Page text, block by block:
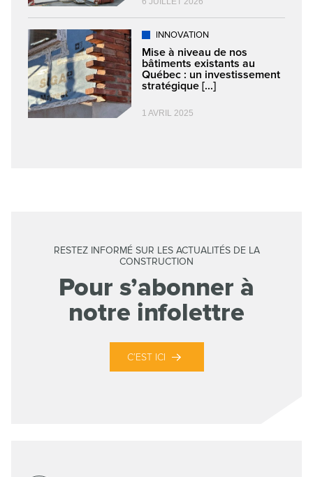
INNOVATION
Mise à niveau de nos
bâtiments existants au
Québec : un investissement
stratégique [...]
1 AVRIL 2025
RESTEZ INFORMÉ SUR LES ACTUALITÉS DE LA
CONSTRUCTION
Pour s’abonner à
notre infolettre
C’EST ICI